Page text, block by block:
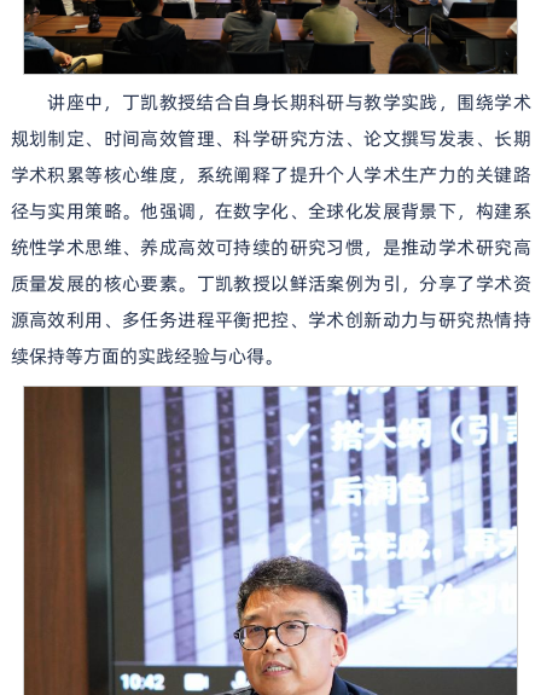
讲座中，丁凯教授结合自身长期科研与教学实践，围绕学术
规划制定、时间高效管理、科学研究方法、论文撰写发表、长期
学术积累等核心维度，系统阐释了提升个人学术生产力的关键路
径与实用策略。他强调，在数字化、全球化发展背景下，构建系
统性学术思维、养成高效可持续的研究习惯，是推动学术研究高
质量发展的核心要素。丁凯教授以鲜活案例为引，分享了学术资
源高效利用、多任务进程平衡把控、学术创新动力与研究热情持
续保持等方面的实践经验与心得。